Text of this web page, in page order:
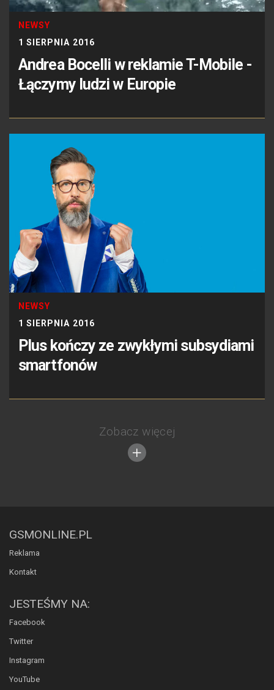
NEWSY
1 SIERPNIA 2016
Andrea Bocelli w reklamie T-Mobile -
Łączymy ludzi w Europie
NEWSY
1 SIERPNIA 2016
Plus kończy ze zwykłymi subsydiami
smartfonów
Zobacz więcej
GSMONLINE.PL
Reklama
Kontakt
JESTEŚMY NA:
Facebook
Twitter
Instagram
YouTube